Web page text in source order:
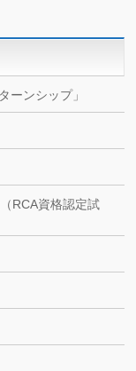
ーンシップ」
RCA資格認定試